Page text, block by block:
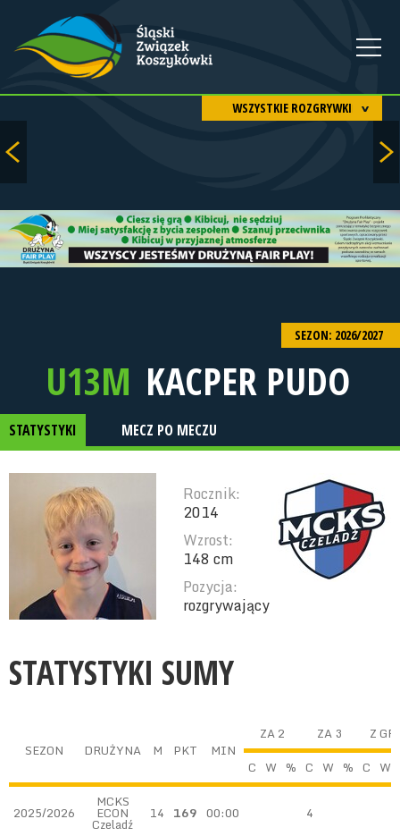
WSZYSTKIE ROZGRYWKI
SEZON: 2026/2027
U13M KACPER PUDO
STATYSTYKI MECZ PO MECZU
Rocznik:
2014
Wzrost:
148 cm
Pozycja:
rozgrywający
STATYSTYKI SUMY
SEZON DRUŻYNA M PKT MIN
ZA 2 ZA 3
Z
C W % C W % C W
2025/2026
MCKS
ECON
Czeladź
14 169 00:00 4